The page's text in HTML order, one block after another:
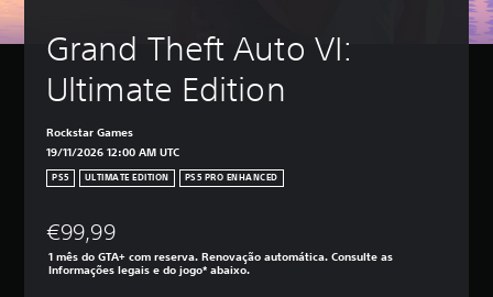
Grand Theft Auto VI:
Ultimate Edition
Rockstar Games
19/11/2026 12:00 AM UTC
PS5 ULTIMATE EDITION PS5 PRO ENHANCED
€99,99
1 mês do GTA+ com reserva. Renovação automática. Consulte as
Informações legais e do jogo* abaixo.